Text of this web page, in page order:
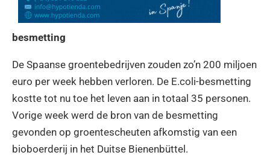
besmetting
De Spaanse groentebedrijven zouden zo’n 200 miljoen
euro per week hebben verloren. De E.coli-besmetting
kostte tot nu toe het leven aan in totaal 35 personen.
Vorige week werd de bron van de besmetting
gevonden op groentescheuten afkomstig van een
bioboerderij in het Duitse Bienenbüttel.